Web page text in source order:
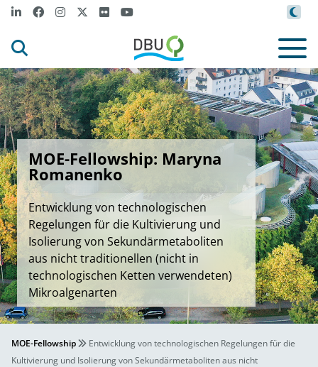
MOE-Fellowship: Maryna
Romanenko
Entwicklung von technologischen
Regelungen für die Kultivierung und
Isolierung von Sekundärmetaboliten
aus nicht traditionellen (nicht in
technologischen Ketten verwendeten)
Mikroalgenarten
MOE-Fellowship
Entwicklung von technologischen Regelungen für die
Kultivierung und Isolierung von Sekundärmetaboliten aus nicht